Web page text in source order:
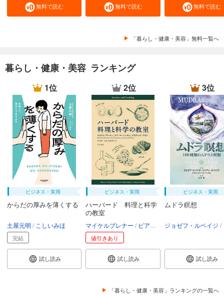
無料で読む 無料で読む 無料で読む
「暮らし・健康・美容」無料一覧へ
暮らし・健康・美容 ランキング
1位
ビジネス・実用
からだの厚みを薄くする
土屋元明 こしいみほ
完結
試し読み
2位
ビジネス・実用
ハーバード 料理と科学
の教室
マイケルブレナー ピアセーレンセン デイヴィッ
値引きあり
試し読み
3位
ビジネス・実用
ムドラ瞑想
ジョゼフ・ルペイジ
試し読み
「暮らし・健康・美容」ランキングの一覧へ